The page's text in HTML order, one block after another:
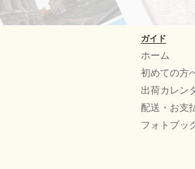
ガイド
ホーム
初めての方
出荷カレン
配送・お支
フォトブッ